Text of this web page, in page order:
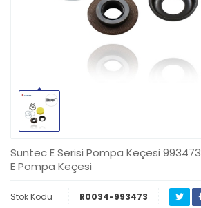
Suntec E Serisi Pompa Keçesi 993473
E Pompa Keçesi
Stok Kodu R0034-993473